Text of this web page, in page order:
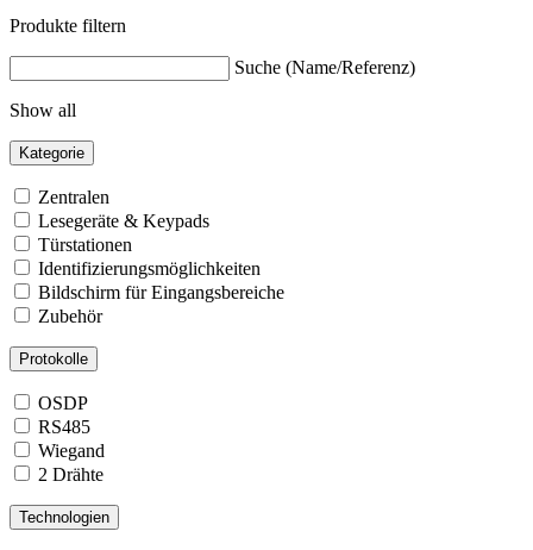
Produkte filtern
Suche (Name/Referenz)
Show all
Kategorie
Zentralen
Lesegeräte & Keypads
Türstationen
Identifizierungsmöglichkeiten
Bildschirm für Eingangsbereiche
Zubehör
Protokolle
OSDP
RS485
Wiegand
2 Drähte
Technologien